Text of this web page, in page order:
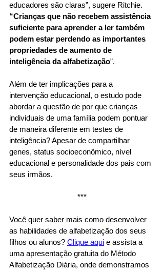
educadores são claras”, sugere Ritchie.
“Crianças que não recebem assistência
suficiente para aprender a ler também
podem estar perdendo as importantes
propriedades de aumento de
inteligência da alfabetização”.
Além de ter implicações para a
intervenção educacional, o estudo pode
abordar a questão de por que crianças
individuais de uma família podem pontuar
de maneira diferente em testes de
inteligência? Apesar de compartilhar
genes, status socioeconômico, nível
educacional e personalidade dos pais com
seus irmãos.
***
Você quer saber mais como desenvolver
as habilidades de alfabetização dos seus
filhos ou alunos? Clique aqui e assista a
uma apresentação gratuita do Método
Alfabetização Diária, onde demonstramos